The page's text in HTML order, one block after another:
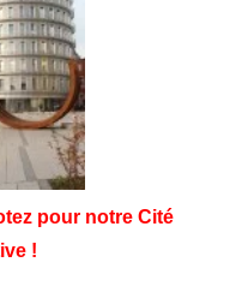
pour notre Cité
!